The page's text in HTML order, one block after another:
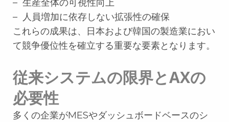
– 生産全体の可視性向上
– 人員増加に依存しない拡張性の確保
これらの成果は、日本および韓国の製造業におい
て競争優位性を確立する重要な要素となります。
従来システムの限界とAXの
必要性
多くの企業がMESやダッシュボードベースのシ